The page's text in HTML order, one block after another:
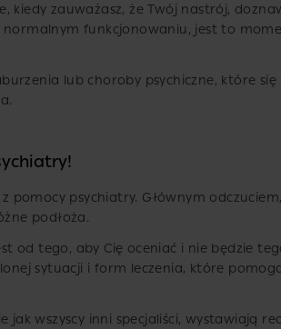
kiedy zauważasz, że Twój nastrój,
normalnym funkcjonowaniu, jest to
lub choroby psychiczne, które
pomocy psychiatry. Głównym
podłoża.
od tego, aby Cię oceniać i nie będzie
sytuacji i form leczenia, które
jak wszyscy inni specjaliści, wystawiają